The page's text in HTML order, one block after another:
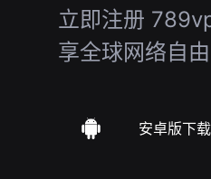
立即注册
享全球网络自由
安卓版下载